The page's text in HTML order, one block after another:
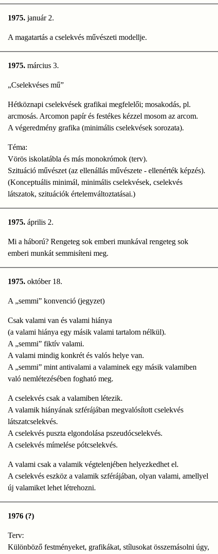
1975. január 2.
A magatartás a cselekvés művészeti modellje.
1975. március 3.
„Cselekvéses mű”
Hétköznapi cselekvések grafikai megfelelői; mosakodás, pl.
arcmosás. Arcomon papír és festékes kézzel mosom az arcom.
A végeredmény grafika (minimális cselekvések sorozata).
Téma:
Vörös iskolatábla és más monokrómok (terv).
Szituáció művészet (az ellenállás művészete - ellenérték képzés).
(Konceptuális minimál, minimális cselekvések, cselekvés
látszatok, szituációk értelemváltoztatásai.)
1975. április 2.
Mi a háború? Rengeteg sok emberi munkával rengeteg sok
emberi munkát semmisíteni meg.
1975. október 18.
A „semmi” konvenció (jegyzet)
Csak valami van és valami hiánya
(a valami hiánya egy másik valami tartalom nélkül).
A „semmi” fiktív valami.
A valami mindig konkrét és valós helye van.
A „semmi” mint antivalami a valaminek egy másik valamiben
való nemlétezésében fogható meg.
A cselekvés csak a valamiben létezik.
A valamik hiányának szférájában megvalósított cselekvés
látszatcselekvés.
A cselekvés puszta elgondolása pszeudócselekvés.
A cselekvés mímelése pótcselekvés.
A valami csak a valamik végtelenjében helyezkedhet el.
A cselekvés eszköz a valamik szférájában, olyan valami, amellyel
új valamiket lehet létrehozni.
1976 (?)
Terv:
Különböző festményeket, grafikákat, stílusokat összemásolni úgy,